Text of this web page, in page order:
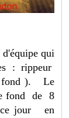
qui
: rippeur
fond ). Le
fond de 8
jour en